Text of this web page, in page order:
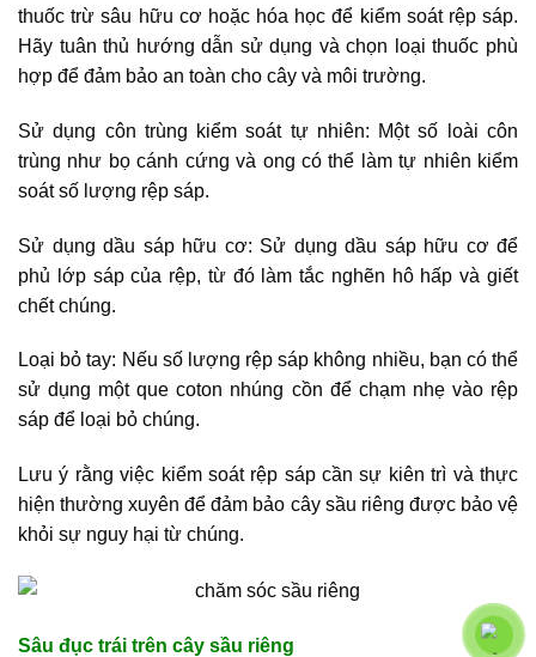
thuốc trừ sâu hữu cơ hoặc hóa học để kiểm soát rệp sáp.
Hãy tuân thủ hướng dẫn sử dụng và chọn loại thuốc phù
hợp để đảm bảo an toàn cho cây và môi trường.
Sử dụng côn trùng kiểm soát tự nhiên: Một số loài côn
trùng như bọ cánh cứng và ong có thể làm tự nhiên kiểm
soát số lượng rệp sáp.
Sử dụng dầu sáp hữu cơ: Sử dụng dầu sáp hữu cơ để
phủ lớp sáp của rệp, từ đó làm tắc nghẽn hô hấp và giết
chết chúng.
Loại bỏ tay: Nếu số lượng rệp sáp không nhiều, bạn có thể
sử dụng một que coton nhúng cồn để chạm nhẹ vào rệp
sáp để loại bỏ chúng.
Lưu ý rằng việc kiểm soát rệp sáp cần sự kiên trì và thực
hiện thường xuyên để đảm bảo cây sầu riêng được bảo vệ
khỏi sự nguy hại từ chúng.
Sâu đục trái trên cây sầu riêng